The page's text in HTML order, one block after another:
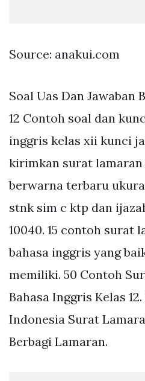
Source: anakui.com
Soal Uas Dan Jawaban
12 Contoh soal dan
inggris kelas xii kunci
kirimkan surat
berwarna terbaru
stnk sim c ktp dan
10040. 15 contoh surat
bahasa inggris yang
memiliki. 50 Contoh
Bahasa Inggris Kelas
Indonesia Surat
Berbagi Lamaran.